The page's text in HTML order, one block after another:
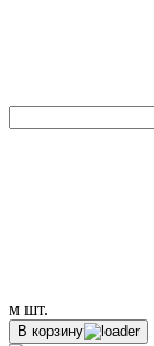
м шт.
В корзину